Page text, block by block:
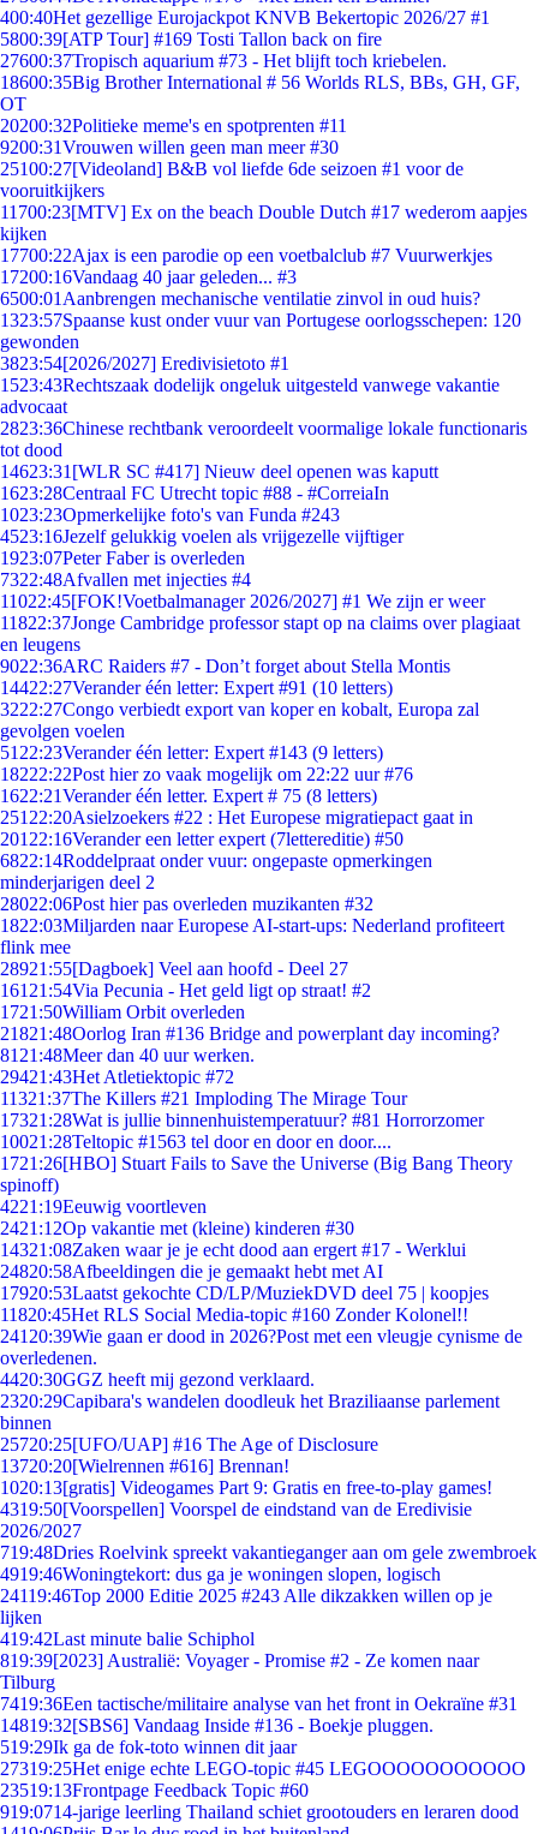
400:40Het gezellige Eurojackpot KNVB Bekertopic 2026/27 #1
5800:39[ATP Tour] #169 Tosti Tallon back on fire
27600:37Tropisch aquarium #73 - Het blijft toch kriebelen.
18600:35Big Brother International # 56 Worlds RLS, BBs, GH, GF,
OT
20200:32Politieke meme's en spotprenten #11
9200:31Vrouwen willen geen man meer #30
25100:27[Videoland] B&B vol liefde 6de seizoen #1 voor de
vooruitkijkers
11700:23[MTV] Ex on the beach Double Dutch #17 wederom aapjes
kijken
17700:22Ajax is een parodie op een voetbalclub #7 Vuurwerkjes
17200:16Vandaag 40 jaar geleden... #3
6500:01 Aanbrengen mechanische ventilatie zinvol in oud huis?
1323:57Spaanse kust onder vuur van Portugese oorlogsschepen: 120
gewonden
3823:54[2026/2027] Eredivisietoto #1
1523:43Rechtszaak dodelijk ongeluk uitgesteld vanwege vakantie
advocaat
2823:36Chinese rechtbank veroordeelt voormalige lokale functionaris
tot dood
14623:31 [WLR SC #417] Nieuw deel openen was kaputt
1623:28Centraal FC Utrecht topic #88 - #CorreiaIn
1023:23Opmerkelijke foto's van Funda #243
4523:16Jezelf gelukkig voelen als vrijgezelle vijftiger
1923:07Peter Faber is overleden
7322:48Afvallen met injecties #4
11022:45[FOK!Voetbalmanager 2026/2027] #1 We zijn er weer
11822:37Jonge Cambridge professor stapt op na claims over plagiaat
en leugens
9022:36ARC Raiders #7 - Don’t forget about Stella Montis
14422:27Verander één letter: Expert #91 (10 letters)
3222:27Congo verbiedt export van koper en kobalt, Europa zal
gevolgen voelen
51 22:23Verander één letter: Expert #143 (9 letters)
18222:22Post hier zo vaak mogelijk om 22:22 uur #76
1622:21Verander één letter. Expert # 75 (8 letters)
251 22:20Asielzoekers #22 : Het Europese migratiepact gaat in
201 22:16Verander een letter expert (7lettereditie) #50
6822:14Roddelpraat onder vuur: ongepaste opmerkingen
minderjarigen deel 2
28022:06Post hier pas overleden muzikanten #32
1822:03Miljarden naar Europese AI-start-ups: Nederland profiteert
flink mee
28921:55[Dagboek] Veel aan hoofd - Deel 27
161 21:54Via Pecunia - Het geld ligt op straat! #2
1721:50William Orbit overleden
21821:48Oorlog Iran #136 Bridge and powerplant day incoming?
81 21:48Meer dan 40 uur werken.
29421:43Het Atletiektopic #72
11321:37The Killers #21 Imploding The Mirage Tour
17321:28Wat is jullie binnenhuistemperatuur? #81 Horrorzomer
10021:28Teltopic #1563 tel door en door en door....
1721:26[HBO] Stuart Fails to Save the Universe (Big Bang Theory
spinoff)
4221:19Eeuwig voortleven
2421:12Op vakantie met (kleine) kinderen #30
14321:08Zaken waar je je echt dood aan ergert #17 - Werklui
24820:58Afbeeldingen die je gemaakt hebt met AI
17920:53Laatst gekochte CD/LP/MuziekDVD deel 75 | koopjes
11820:45Het RLS Social Media-topic #160 Zonder Kolonel!!
241 20:39Wie gaan er dood in 2026?Post met een vleugje cynisme de
overledenen.
4420:30GGZ heeft mij gezond verklaard.
2320:29Capibara's wandelen doodleuk het Braziliaanse parlement
binnen
25720:25[UFO/UAP] #16 The Age of Disclosure
13720:20[Wielrennen #616] Brennan!
1020:13[gratis] Videogames Part 9: Gratis en free-to-play games!
4319:50[Voorspellen] Voorspel de eindstand van de Eredivisie
2026/2027
719:48Dries Roelvink spreekt vakantieganger aan om gele zwembroek
4919:46Woningtekort: dus ga je woningen slopen, logisch
24119:46Top 2000 Editie 2025 #243 Alle dikzakken willen op je
lijken
419:42Last minute balie Schiphol
819:39[2023] Australië: Voyager - Promise #2 - Ze komen naar
Tilburg
7419:36Een tactische/militaire analyse van het front in Oekraïne #31
14819:32[SBS6] Vandaag Inside #136 - Boekje pluggen.
519:29Ik ga de fok-toto winnen dit jaar
27319:25Het enige echte LEGO-topic #45 LEGOOOOOOOOOOO
23519:13Frontpage Feedback Topic #60
919:0714-jarige leerling Thailand schiet grootouders en leraren dood